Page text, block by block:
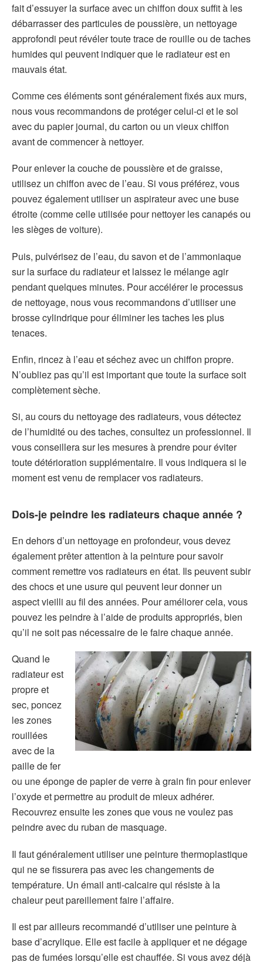
fait d’essuyer la surface avec un chiffon doux suffit à les
débarrasser des particules de poussière, un nettoyage
approfondi peut révéler toute trace de rouille ou de taches
humides qui peuvent indiquer que le radiateur est en
mauvais état.
Comme ces éléments sont généralement fixés aux murs,
nous vous recommandons de protéger celui-ci et le sol
avec du papier journal, du carton ou un vieux chiffon
avant de commencer à nettoyer.
Pour enlever la couche de poussière et de graisse,
utilisez un chiffon avec de l’eau. Si vous préférez, vous
pouvez également utiliser un aspirateur avec une buse
étroite (comme celle utilisée pour nettoyer les canapés ou
les sièges de voiture).
Puis, pulvérisez de l’eau, du savon et de l’ammoniaque
sur la surface du radiateur et laissez le mélange agir
pendant quelques minutes. Pour accélérer le processus
de nettoyage, nous vous recommandons d’utiliser une
brosse cylindrique pour éliminer les taches les plus
tenaces.
Enfin, rincez à l’eau et séchez avec un chiffon propre.
N’oubliez pas qu’il est important que toute la surface soit
complètement sèche.
Si, au cours du nettoyage des radiateurs, vous détectez
de l’humidité ou des taches, consultez un professionnel. Il
vous conseillera sur les mesures à prendre pour éviter
toute détérioration supplémentaire. Il vous indiquera si le
moment est venu de remplacer vos radiateurs.
Dois-je peindre les radiateurs chaque année ?
En dehors d’un nettoyage en profondeur, vous devez
également prêter attention à la peinture pour savoir
comment remettre vos radiateurs en état. Ils peuvent subir
des chocs et une usure qui peuvent leur donner un
aspect vieilli au fil des années. Pour améliorer cela, vous
pouvez les peindre à l’aide de produits appropriés, bien
qu’il ne soit pas nécessaire de le faire chaque année.
Quand le
radiateur est
propre et
sec, poncez
les zones
rouillées
avec de la
paille de fer
ou une éponge de papier de verre à grain fin pour enlever
l’oxyde et permettre au produit de mieux adhérer.
Recouvrez ensuite les zones que vous ne voulez pas
peindre avec du ruban de masquage.
Il faut généralement utiliser une peinture thermoplastique
qui ne se fissurera pas avec les changements de
température. Un émail anti-calcaire qui résiste à la
chaleur peut pareillement faire l’affaire.
Il est par ailleurs recommandé d’utiliser une peinture à
base d’acrylique. Elle est facile à appliquer et ne dégage
pas de fumées lorsqu’elle est chauffée. Si vous avez déjà